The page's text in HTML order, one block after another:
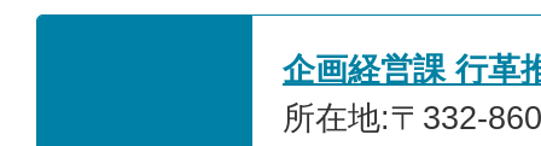
企画経営課 行革
所在地:〒332-